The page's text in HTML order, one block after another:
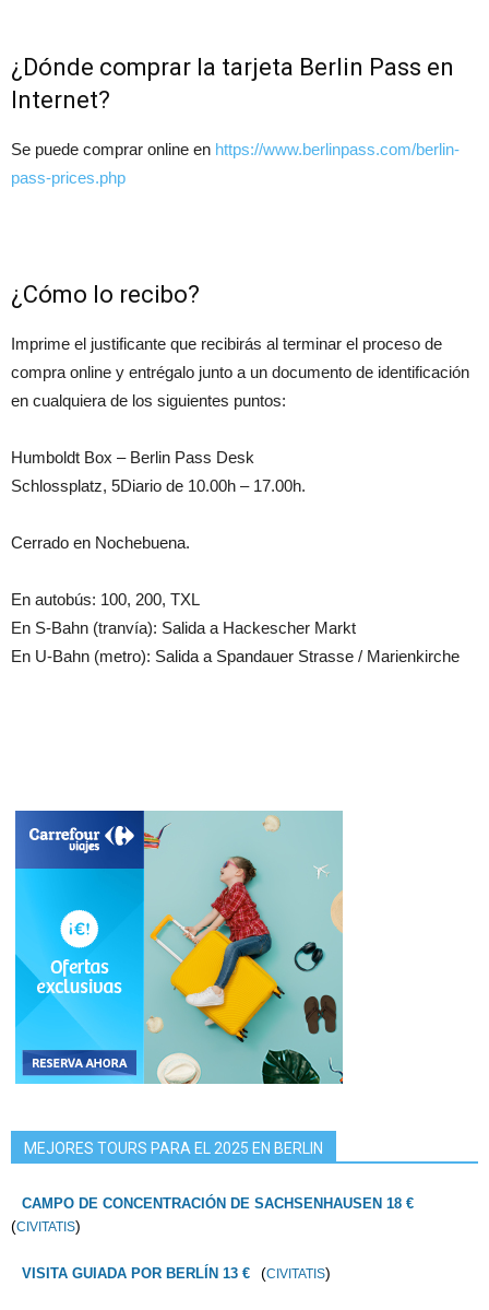
¿Dónde comprar la tarjeta Berlin Pass en
Internet?
Se puede comprar online en https://www.berlinpass.com/berlin-
pass-prices.php
¿Cómo lo recibo?
Imprime el justificante que recibirás al terminar el proceso de
compra online y entrégalo junto a un documento de identificación
en cualquiera de los siguientes puntos:
Humboldt Box – Berlin Pass Desk
Schlossplatz, 5Diario de 10.00h – 17.00h.
Cerrado en Nochebuena.
En autobús: 100, 200, TXL
En S-Bahn (tranvía): Salida a Hackescher Markt
En U-Bahn (metro): Salida a Spandauer Strasse / Marienkirche
MEJORES TOURS PARA EL 2025 EN BERLIN
CAMPO DE CONCENTRACIÓN DE SACHSENHAUSEN 18 €
(CIVITATIS)
VISITA GUIADA POR BERLÍN 13 € (CIVITATIS)